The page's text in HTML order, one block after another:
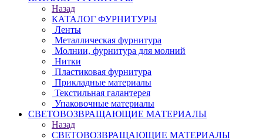
Назад
КАТАЛОГ ФУРНИТУРЫ
Ленты
Металлическая фурнитура
Молнии, фурнитура для молний
Нитки
Пластиковая фурнитура
Прикладные материалы
Текстильная галантерея
Упаковочные материалы
СВЕТОВОЗВРАЩАЮЩИЕ МАТЕРИАЛЫ
Назад
СВЕТОВОЗВРАЩАЮЩИЕ МАТЕРИАЛЫ